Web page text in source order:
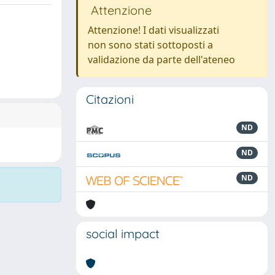
Attenzione
Attenzione! I dati visualizzati
non sono stati sottoposti a
validazione da parte dell'ateneo
Citazioni
ND
ND
ND
social impact